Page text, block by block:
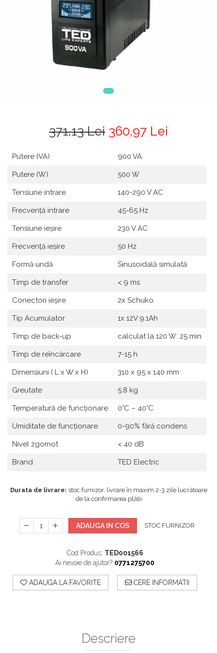
371,13 Lei 360,97 Lei
Putere (VA) 900 VA
Putere (W) 500 W
Tensiune intrare 140-290 V AC
Frecvență intrare 45-65 Hz
Tensiune ieșire 230 V AC
Frecvență ieșire 50 Hz
Formă undă Sinusoidală simulată
Timp de transfer < 9 ms
Conectori ieșire 2x Schuko
Tip Acumulator 1x 12V 9.1Ah
Timp de back-up calculat la 120 W: 25 min
Timp de reîncărcare 7-15 h
Dimensiuni ( L x W x H) 310 x 95 x 140 mm
Greutate 5.8 kg
Temperatură de funcționare 0°C – 40°C
Umiditate de funcționare 0-90% fără condens
Nivel zgomot < 40 dB
Brand TED Electric
Durata de livrare: stoc furnizor, livrare în maxim 2-3 zile lucrătoare
de la confirmarea plății
ADAUGA IN COS STOC FURNIZOR
Cod Produs: TED001566
Ai nevoie de ajutor? 0771275700
ADAUGA LA FAVORITE CERE INFORMATII
Descriere